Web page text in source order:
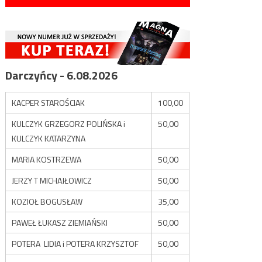
Darczyńcy - 6.08.2026
KACPER STAROŚCIAK
100,00
KULCZYK GRZEGORZ POLIŃSKA i
KULCZYK KATARZYNA
50,00
MARIA KOSTRZEWA
50,00
JERZY T MICHAJŁOWICZ
50,00
KOZIOŁ BOGUSŁAW
35,00
PAWEŁ ŁUKASZ ZIEMIAŃSKI
50,00
POTERA LIDIA i POTERA KRZYSZTOF
50,00